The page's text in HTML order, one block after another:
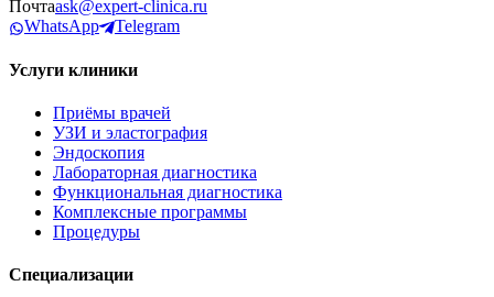
Почтаask@expert-clinica.ru
WhatsApp
Telegram
Услуги клиники
Приёмы врачей
УЗИ и эластография
Эндоскопия
Лабораторная диагностика
Функциональная диагностика
Комплексные программы
Процедуры
Специализации